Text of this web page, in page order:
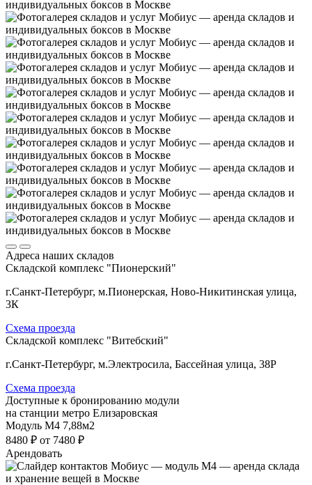
Адреса наших складов
Складской комплекс "Пионерский"
г.Санкт-Петербург, м.Пионерская, Ново-Никитинская улица,
3К
Схема проезда
Складской комплекс "Витебский"
г.Санкт-Петербург, м.Электросила, Бассейная улица, 38Р
Схема проезда
Доступные к бронированию модули
на станции метро Елизаровская
Модуль М4 7,88м2
8480 ₽ от 7480 ₽
Арендовать